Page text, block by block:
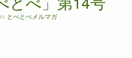
とべとべメルマガ